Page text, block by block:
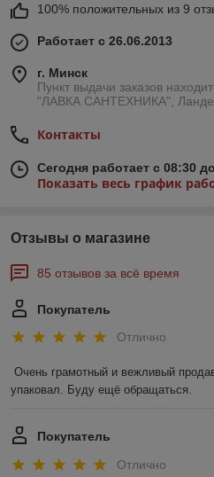
100% положительных из 9
Работает с 26.06.2013
г. Минск
Пункт выдачи заказов
"ЛАВКА САНТЕХНИКА",
Контакты
Сегодня работает с 08:30
Показать весь график
Отзывы о магазине
85 отзывов за всё время
Покупатель
Отлично
Очень грамотный и вежливый
упаковал. Буду ещё обращаться.
Покупатель
Отлично